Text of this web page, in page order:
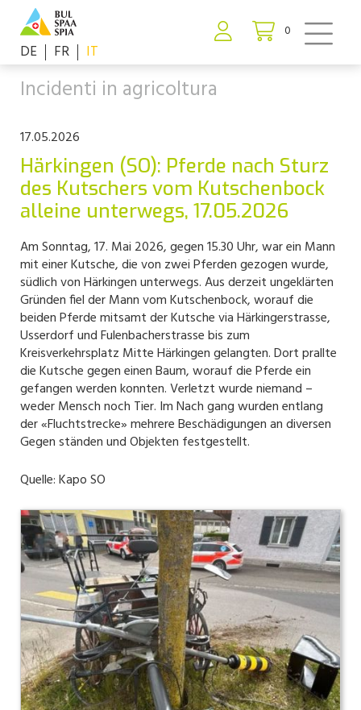
0
DE FR IT
Incidenti in agricoltura
17.05.2026
Härkingen (SO): Pferde nach Sturz
des Kutschers vom Kutschenbock
alleine unterwegs, 17.05.2026
Am Sonntag, 17. Mai 2026, gegen 15.30 Uhr, war ein Mann
mit einer Kutsche, die von zwei Pferden gezogen wurde,
südlich von Härkingen unterwegs. Aus derzeit ungeklärten
Gründen fiel der Mann vom Kutschenbock, worauf die
beiden Pferde mitsamt der Kutsche via Härkingerstrasse,
Usserdorf und Fulenbacherstrasse bis zum
Kreisverkehrsplatz Mitte Härkingen gelangten. Dort prallte
die Kutsche gegen einen Baum, worauf die Pferde ein
gefangen werden konnten. Verletzt wurde niemand –
weder Mensch noch Tier. Im Nach gang wurden entlang
der «Fluchtstrecke» mehrere Beschädigungen an diversen
Gegen ständen und Objekten festgestellt.
Quelle: Kapo SO